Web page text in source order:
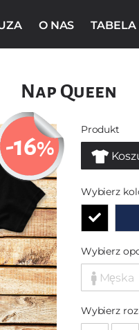
O NAS
Nap Queen
-16%
Produkt
Wybierz
Wybierz
Męska
Wybierz